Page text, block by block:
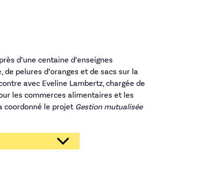
d’une centaine d’enseignes
pelures d’oranges et de sacs sur la
avec Eveline Lambertz, chargée de
les commerces alimentaires et les
coordonné le projet Gestion mutualisée